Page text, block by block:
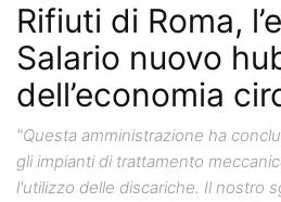
Rifiuti di Roma,
Salario nuovo
dell’economia
"Questa amministrazione ha
gli impianti di trattamento
l'utilizzo delle discariche. Il nostro